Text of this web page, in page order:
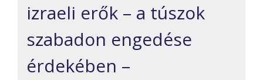
izraeli erők – a túszok
szabadon engedése
érdekében –